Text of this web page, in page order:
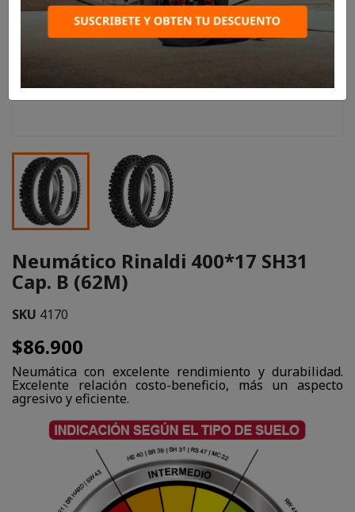
Neumático Rinaldi 400*17 SH31
Cap. B (62M)
SKU 4170
$86.900
Neumática con excelente rendimiento y durabilidad.
Excelente relación costo-beneficio, más un aspecto
agresivo y eficiente.